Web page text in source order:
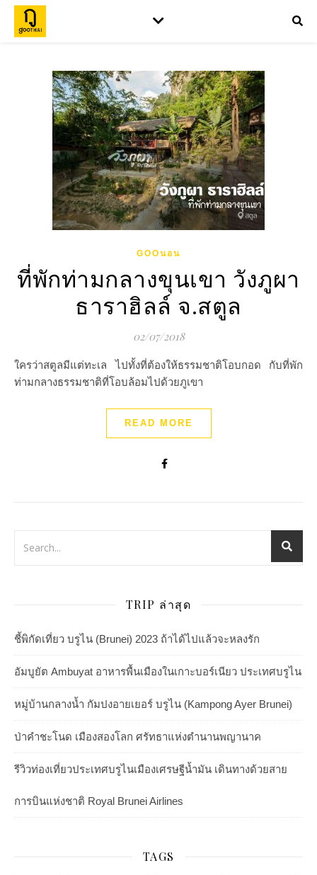
GOOนอน
ที่พักท่ามกลางขุนเขา วังภูผา
ธาราฮิลล์ จ.สตูล
02/07/2018
ใครว่าสตูลมีแต่ทะเล ไปทั้งที่ต้องให้ธรรมชาติโอบกอด กับที่พัก
ท่ามกลางธรรมชาติที่โอบล้อมไปด้วยภูเขา
READ MORE
TRIP ล่าสุด
ชี้พิกัดเที่ยว บรูไน (Brunei) 2023 ถ้าได้ไปแล้วจะหลงรัก
อัมบูยัต Ambuyat อาหารพื้นเมืองในเกาะบอร์เนียว ประเทศบรูไน
หมู่บ้านกลางน้ำ กัมปงอายเยอร์ บรูไน (Kampong Ayer Brunei)
ป่าคำชะโนด เมืองสองโลก ศรัทธาแห่งตำนานพญานาค
รีวิวท่องเที่ยวประเทศบรูไนเมืองเศรษฐีน้ำมัน เดินทางด้วยสาย
การบินแห่งชาติ Royal Brunei Airlines
TAGS